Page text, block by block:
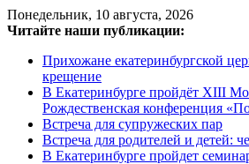
Skip
to
Понедельник, 10 августа, 2026
Читайте наши публикации:
Прихожане екатеринбургской
крещение
В Екатеринбурге пройдёт XIII
Рождественская конференция
Встреча для супружеских пар
Встреча для родителей и детей:
В Екатеринбурге пройдет